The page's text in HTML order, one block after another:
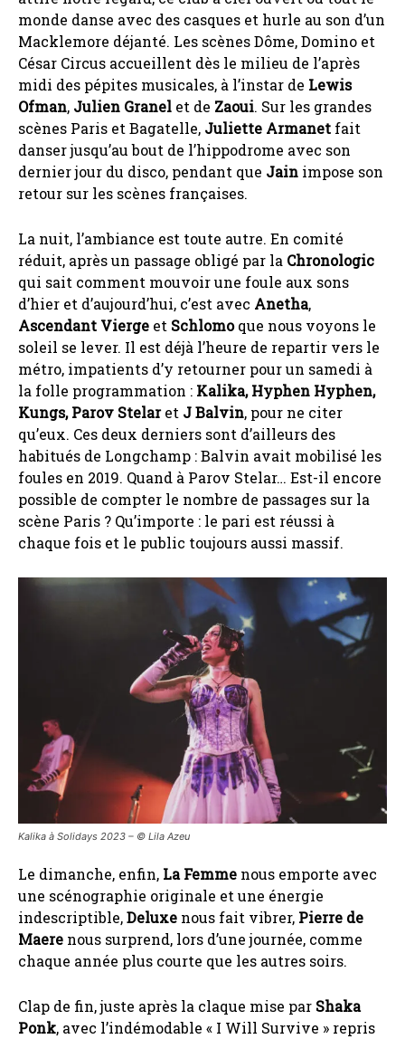
monde danse avec des casques et hurle au son d’un
Macklemore déjanté. Les scènes Dôme, Domino et
César Circus accueillent dès le milieu de l’après
midi des pépites musicales, à l’instar de Lewis
Ofman, Julien Granel et de Zaoui. Sur les grandes
scènes Paris et Bagatelle, Juliette Armanet fait
danser jusqu’au bout de l’hippodrome avec son
dernier jour du disco, pendant que Jain impose son
retour sur les scènes françaises.
La nuit, l’ambiance est toute autre. En comité
réduit, après un passage obligé par la Chronologic
qui sait comment mouvoir une foule aux sons
d’hier et d’aujourd’hui, c’est avec Anetha,
Ascendant Vierge et Schlomoque nous voyons le
soleil se lever. Il est déjà l’heure de repartir vers le
métro, impatients d’y retourner pour un samedi à
la folle programmation : Kalika, Hyphen Hyphen,
Kungs, Parov Stelaret J Balvin, pour ne citer
qu’eux. Ces deux derniers sont d’ailleurs des
habitués de Longchamp : Balvin avait mobilisé les
foules en 2019. Quand à Parov Stelar… Est-il encore
possible de compter le nombre de passages sur la
scène Paris ? Qu’importe : le pari est réussi à
chaque fois et le public toujours aussi massif.
Kalika à Solidays 2023 – ©️ Lila Azeu
Le dimanche, enfin, La Femme nous emporte avec
une scénographie originale et une énergie
indescriptible,Deluxe nous fait vibrer, Pierre de
Maere nous surprend, lors d’une journée, comme
chaque année plus courte que les autres soirs.
Clap de fin, juste après la claque mise par Shaka
Ponk, avec l’indémodable « I Will Survive » repris